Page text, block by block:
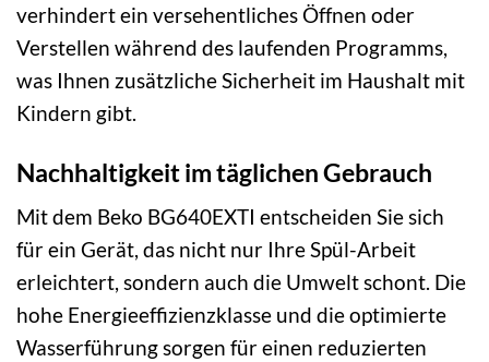
verhindert ein versehentliches Öffnen oder
Verstellen während des laufenden Programms,
was Ihnen zusätzliche Sicherheit im Haushalt mit
Kindern gibt.
Nachhaltigkeit im täglichen Gebrauch
Mit dem Beko BG640EXTI entscheiden Sie sich
für ein Gerät, das nicht nur Ihre Spül-Arbeit
erleichtert, sondern auch die Umwelt schont. Die
hohe Energieeffizienzklasse und die optimierte
Wasserführung sorgen für einen reduzierten